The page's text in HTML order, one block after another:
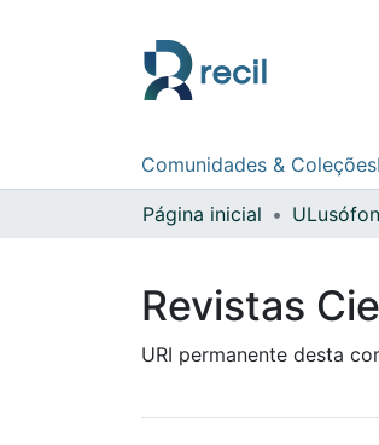
Comunidades & Coleções
Página inicial
Revistas
URI permanente desta